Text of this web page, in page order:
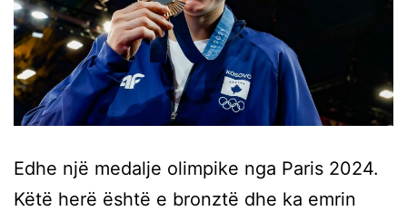
Edhe një medalje olimpike nga Paris 2024.
Këtë herë është e bronztë dhe ka emrin